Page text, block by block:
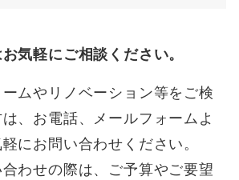
気軽にご相談ください。
ームやリノベーション等をご検
、お電話、メールフォームよ
にお問い合わせください。
わせの際は、ご予算やご要望